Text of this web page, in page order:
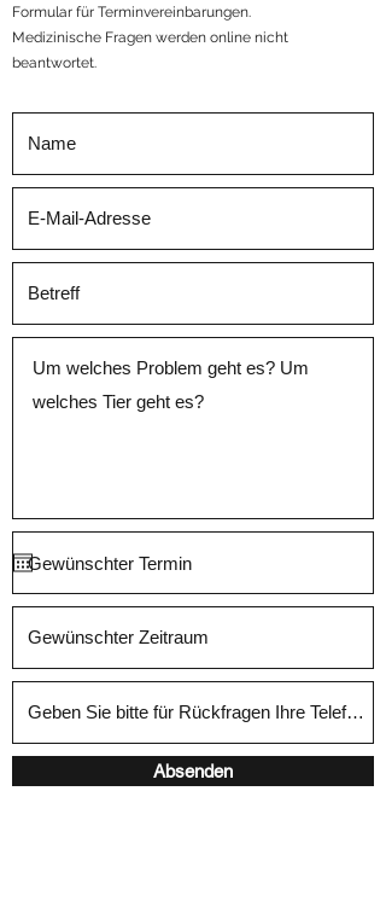
Formular für Terminvereinbarungen.
Medizinische Fragen werden online nicht
beantwortet.
Absenden